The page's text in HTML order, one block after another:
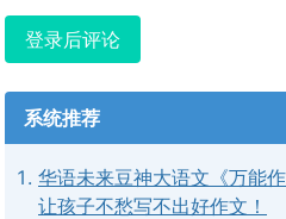
登录后评论
系统推荐
华语未来豆神大语文《万能
让孩子不愁写不出好作文！